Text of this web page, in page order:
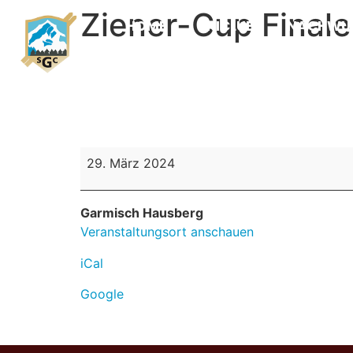
HOME SKICLUB
Ziener-Cup
29. März 2024
Garmisch Hausberg
Veranstaltungsort anschauen
iCal
Google